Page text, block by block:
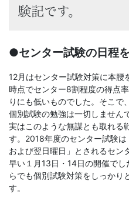
会
な
ら
で
は
の
験記です。
●センター試験の日程
12月はセンター試験対策に本腰
時点でセンター8割程度の得点
りにも低いものでした。そこで
個別試験の勉強は一切しません
実はこのような無謀とも取れる
す。2018年度のセンター試験は
および翌日曜日」とされるセン
早い１月13日・14日の開催で
らでも個別試験対策をしっかり
す。